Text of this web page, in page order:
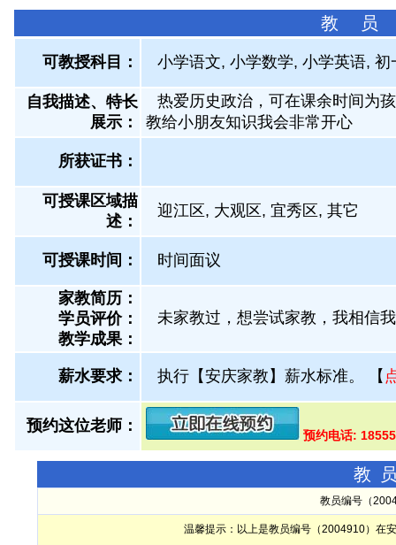
教 员
可教授科目： 小学语文, 小学数学, 小学英语,
自我描述、特长
展示 ：
热爱历史政治，可在课余时间为
教给小朋友知识我会非常开心
所获证书 ：
可授课区域描
述：
迎江区, 大观区, 宜秀区, 其它
可授课时间： 时间面议
家教简历：
学员评价：
教学成果：
未家教过，想尝试家教，我相信
薪水要求： 执行【安庆家教】薪水标准。 【
预约这位老师：
预约电话:
教
教员编号（
温馨提示：以上是教员编号（2004910）在